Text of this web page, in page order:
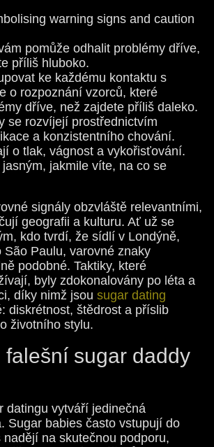
pomůže odhalit problémy dříve,
příliš hluboko.
ke každému kontaktu s
o rozpoznání vzorců, které
dříve, než zajdete příliš daleko.
se rozvíjejí prostřednictvím
a konzistentního chování.
o tlak, vágnost a vykořisťování.
jakmile víte, na co se
signály obzvláště relevantními,
geografii a kulturu. Ať už se
kdo tvrdí, že sídlí v Londýně,
São Paulu, varovné znaky
podobné. Taktiky, které
byly zdokonalovány po léta a
díky nimž jsou sugar dating
diskrétnost, štědrost a příslib
životního stylu.
falešní sugar daddy
datingu vytváří jedinečná
Sugar babies často vstupují do
na skutečnou podporu,